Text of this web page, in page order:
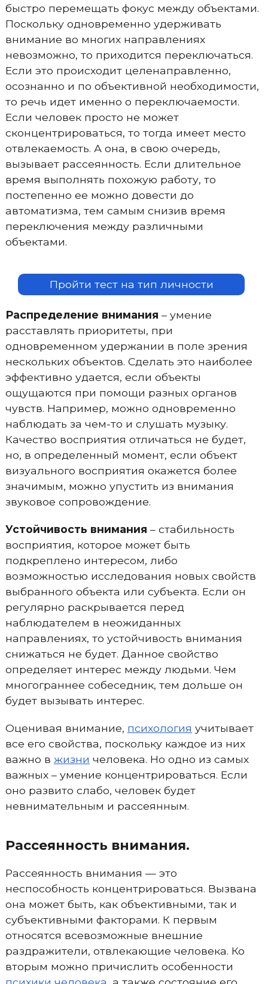
быстро перемещать фокус между объектами.
Поскольку одновременно удерживать
внимание во многих направлениях
невозможно, то приходится переключаться.
Если это происходит целенаправленно,
осознанно и по объективной необходимости,
то речь идет именно о переключаемости.
Если человек просто не может
сконцентрироваться, то тогда имеет место
отвлекаемость. А она, в свою очередь,
вызывает рассеянность. Если длительное
время выполнять похожую работу, то
постепенно ее можно довести до
автоматизма, тем самым снизив время
переключения между различными
объектами.
Пройти тест на тип личности
Распределение внимания – умение
расставлять приоритеты, при
одновременном удержании в поле зрения
нескольких объектов. Сделать это наиболее
эффективно удается, если объекты
ощущаются при помощи разных органов
чувств. Например, можно одновременно
наблюдать за чем-то и слушать музыку.
Качество восприятия отличаться не будет,
но, в определенный момент, если объект
визуального восприятия окажется более
значимым, можно упустить из внимания
звуковое сопровождение.
Устойчивость внимания – стабильность
восприятия, которое может быть
подкреплено интересом, либо
возможностью исследования новых свойств
выбранного объекта или субъекта. Если он
регулярно раскрывается перед
наблюдателем в неожиданных
направлениях, то устойчивость внимания
снижаться не будет. Данное свойство
определяет интерес между людьми. Чем
многограннее собеседник, тем дольше он
будет вызывать интерес.
Оценивая внимание, психология учитывает
все его свойства, поскольку каждое из них
важно в жизни человека. Но одно из самых
важных – умение концентрироваться. Если
оно развито слабо, человек будет
невнимательным и рассеянным.
Рассеянность внимания.
Рассеянность внимания — это
неспособность концентрироваться. Вызвана
она может быть, как объективными, так и
субъективными факторами. К первым
относятся всевозможные внешние
раздражители, отвлекающие человека. Ко
вторым можно причислить особенности